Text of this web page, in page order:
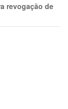
revogação de